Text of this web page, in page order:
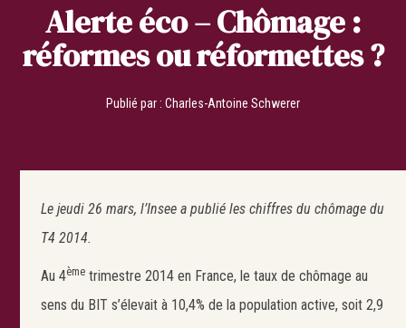
Alerte éco – Chômage :
réformes ou réformettes ?
Publié par : Charles-Antoine Schwerer
Le jeudi 26 mars, l’Insee a publié les chiffres du chômage du
T4 2014.
Au 4èmetrimestre 2014 en France, le taux de chômage au
sens du BIT s’élevait à 10,4% de la population active, soit 2,9